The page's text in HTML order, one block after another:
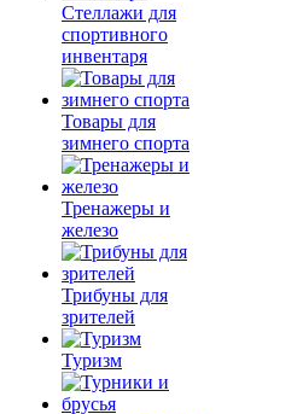
Стеллажи для
спортивного
инвентаря
Товары для
зимнего спорта
Тренажеры и
железо
Трибуны для
зрителей
Туризм